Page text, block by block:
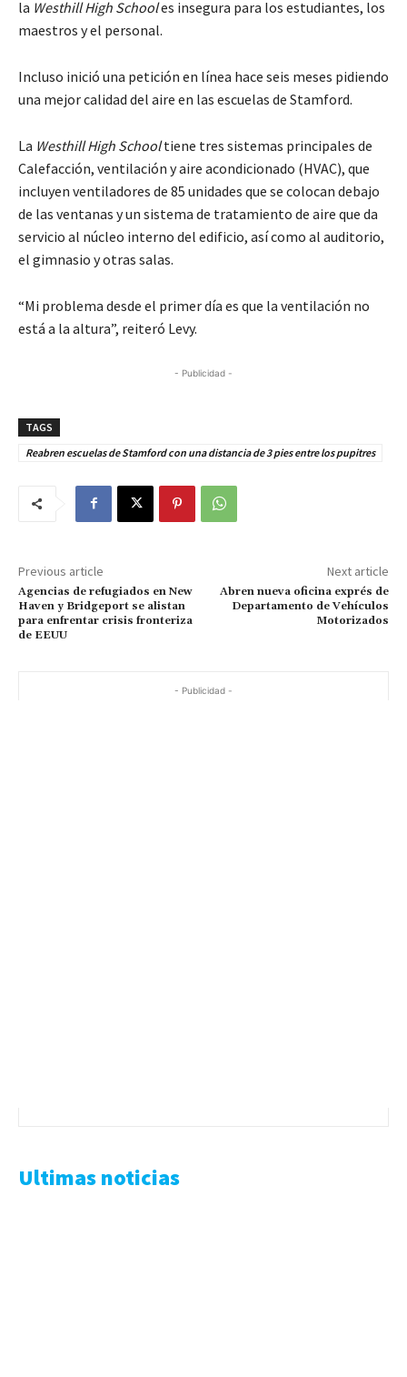
la Westhill High Schooles insegura para los estudiantes, los
maestros y el personal.
Incluso inició una petición en línea hace seis meses pidiendo
una mejor calidad del aire en las escuelas de Stamford.
La Westhill High Schooltiene tres sistemas principales de
Calefacción, ventilación y aire acondicionado (HVAC), que
incluyen ventiladores de 85 unidades que se colocan debajo
de las ventanas y un sistema de tratamiento de aire que da
servicio al núcleo interno del edificio, así como al auditorio,
el gimnasio y otras salas.
“Mi problema desde el primer día es que la ventilación no
está a la altura”, reiteró Levy.
- Publicidad -
TAGS
Reabren escuelas de Stamford con una distancia de 3 pies entre los pupitres
Previous article
Agencias de refugiados en New
Haven y Bridgeport se alistan
para enfrentar crisis fronteriza
de EEUU
Next article
Abren nueva oficina exprés de
Departamento de Vehículos
Motorizados
- Publicidad -
Ultimas noticias